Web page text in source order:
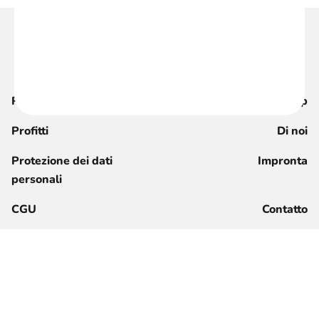
Rivista
Shop
Profitti
Di noi
Protezione dei dati
personali
Impronta
CGU Contatto